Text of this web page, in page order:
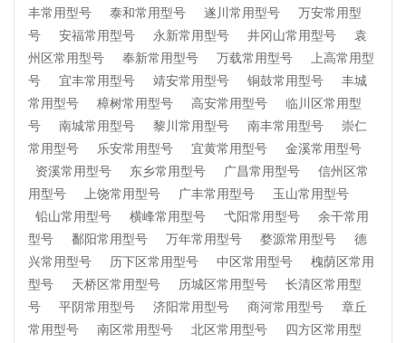
丰常用型号
泰和常用型号 遂川常用型号
万安常用型
号
安福常用型号 永新常用型号 井冈山常用型号
袁
州区常用型号
奉新常用型号 万载常用型号
上高常用型
号
宜丰常用型号 靖安常用型号 铜鼓常用型号
丰城
常用型号
樟树常用型号 高安常用型号
临川区常用型
号
南城常用型号 黎川常用型号 南丰常用型号
崇仁
常用型号
乐安常用型号 宜黄常用型号
金溪常用型号
资溪常用型号
东乡常用型号 广昌常用型号
信州区常
用型号
上饶常用型号 广丰常用型号
玉山常用型号
铅山常用型号
横峰常用型号 弋阳常用型号
余干常用
型号
鄱阳常用型号 万年常用型号 婺源常用型号
德
兴常用型号
历下区常用型号 中区常用型号
槐荫区常用
型号
天桥区常用型号 历城区常用型号
长清区常用型
号
平阴常用型号 济阳常用型号 商河常用型号
章丘
常用型号
南区常用型号 北区常用型号
四方区常用型